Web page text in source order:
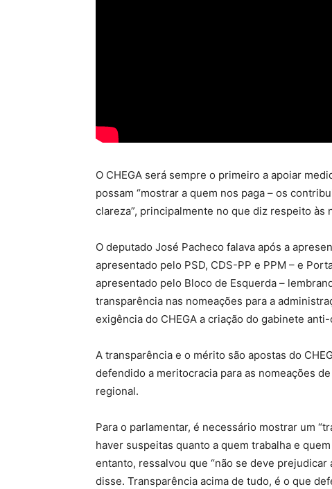
O CHEGA será sempre o primeiro a apoiar
possam “mostrar a quem nos paga – os
clareza”, principalmente no que diz respeito
O deputado José Pacheco falava após a
apresentado pelo PSD, CDS-PP e PPM – e
apresentado pelo Bloco de Esquerda –
transparência nas nomeações para a
exigência do CHEGA a criação do gabinete
A transparência e o mérito são apostas do
defendido a meritocracia para as nomeações
regional.
Para o parlamentar, é necessário mostrar um
haver suspeitas quanto a quem trabalha e
entanto, ressalvou que “não se deve
disse. Transparência acima de tudo, é o que